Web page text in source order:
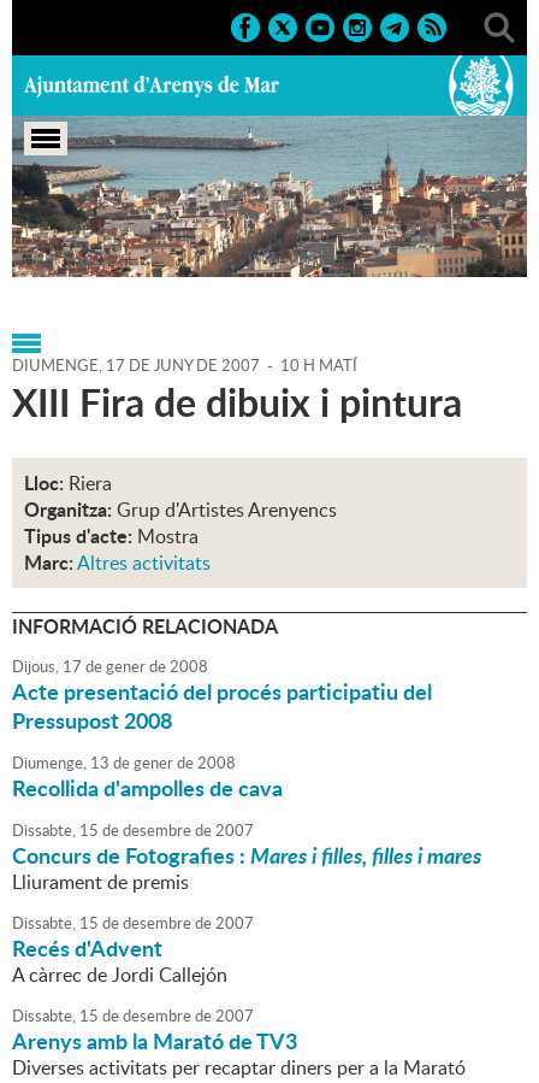
Portada > Agenda > 17-06-2007 > Marcs > 2006 > Altres
activitats
DIUMENGE, 17 DE JUNY DE 2007 - 10 H MATÍ
XIII Fira de dibuix i pintura
Lloc: Riera
Organitza: Grup d'Artistes Arenyencs
Tipus d'acte: Mostra
Marc:Altres activitats
INFORMACIÓ RELACIONADA
Dijous, 17 degenerde2008
Acte presentació del procés participatiu del
Pressupost 2008
Diumenge, 13 degenerde2008
Recollida d'ampolles de cava
Dissabte, 15 dedesembrede2007
Concurs de Fotografies :Mares i filles, filles i mares
Lliurament de premis
Dissabte, 15 dedesembrede2007
Recés d'Advent
A càrrec de Jordi Callejón
Dissabte, 15 dedesembrede2007
Arenys amb la Marató de TV3
Diverses activitats per recaptar diners per a la Marató